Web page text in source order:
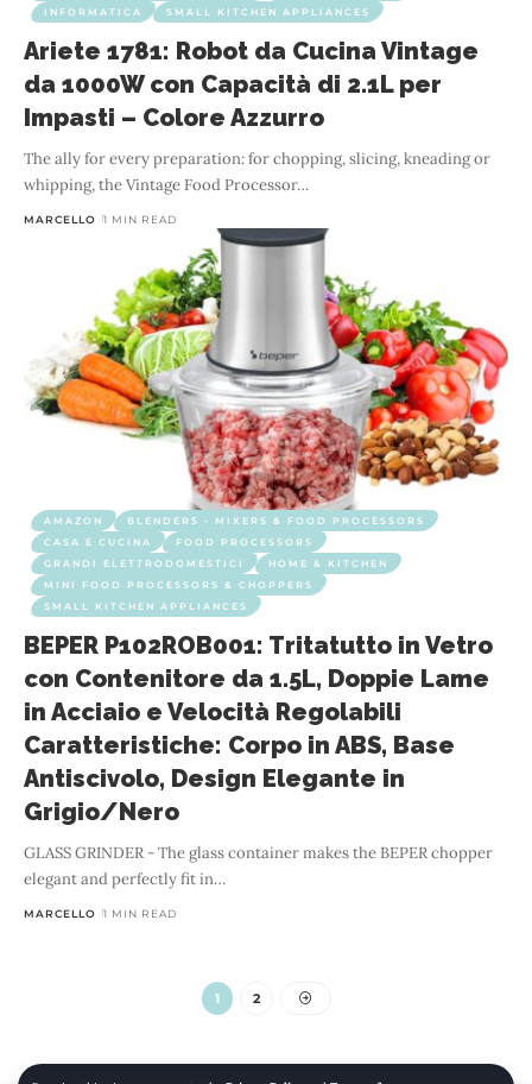
INFORMATICA
SMALL KITCHEN APPLIANCES
Ariete 1781: Robot da Cucina Vintage
da 1000W con Capacità di 2.1L per
Impasti – Colore Azzurro
The ally for every preparation: for chopping, slicing, kneading or
whipping, the Vintage Food Processor…
MARCELLO 1 MIN READ
AMAZON
BLENDERS - MIXERS & FOOD PROCESSORS
CASA E CUCINA
FOOD PROCESSORS
GRANDI ELETTRODOMESTICI
HOME & KITCHEN
MINI FOOD PROCESSORS & CHOPPERS
SMALL KITCHEN APPLIANCES
BEPER P102ROB001: Tritatutto in Vetro
con Contenitore da 1.5L, Doppie Lame
in Acciaio e Velocità Regolabili
Caratteristiche: Corpo in ABS, Base
Antiscivolo, Design Elegante in
Grigio/Nero
GLASS GRINDER - The glass container makes the BEPER chopper
elegant and perfectly fit in…
MARCELLO 1 MIN READ
1 2